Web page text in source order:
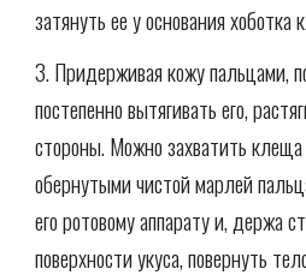
затянуть ее у основания хоботка
3. Придерживая кожу пальцами,
постепенно вытягивать его,
стороны. Можно захватить
обернутыми чистой марлей
его ротовому аппарату и, держа
поверхности укуса, повернуть